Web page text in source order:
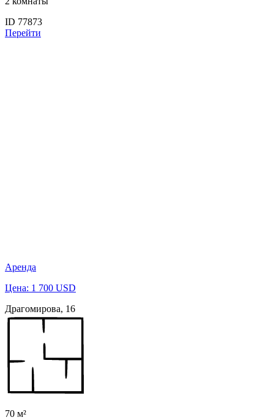
ID 77873
Перейти
Аренда
Цена: 1 700 USD
Драгомирова, 16
70 м²